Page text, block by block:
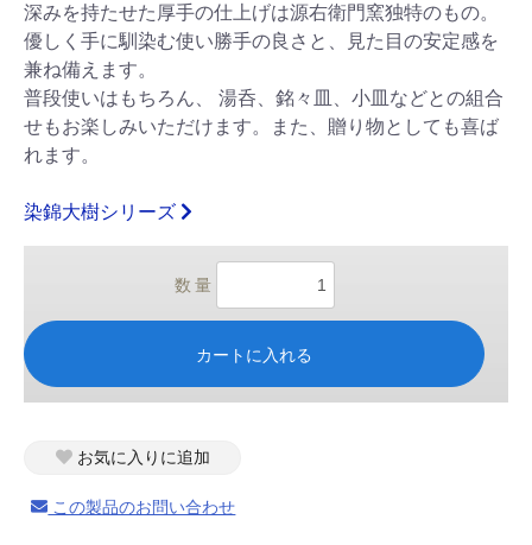
深みを持たせた厚手の仕上げは源右衛門窯独特のもの。
優しく手に馴染む使い勝手の良さと、見た目の安定感を
兼ね備えます。
普段使いはもちろん、 湯呑、銘々皿、小皿などとの組合
せもお楽しみいただけます。また、贈り物としても喜ば
れます。
染錦大樹シリーズ
数 量
カートに入れる
お気に入りに追加
この製品のお問い合わせ